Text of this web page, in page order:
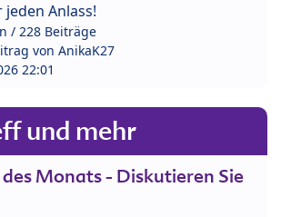
Anlass!
/ 228 Beiträge
von AnikaK27
22:01
und mehr
Monats - Diskutieren Sie